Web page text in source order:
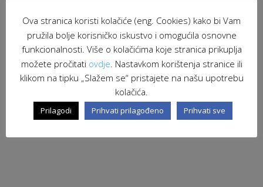
Ova stranica koristi kolačiće (eng. Cookies) kako bi Vam
pružila bolje korisničko iskustvo i omogućila osnovne
funkcionalnosti. Više o kolačićima koje stranica prikuplja
možete pročitati ovdje . Nastavkom korištenja stranice ili
klikom na tipku „Slažem se“ pristajete na našu upotrebu
kolačića.
Prilagodi Prihvati prilagođeno Prihvati sve